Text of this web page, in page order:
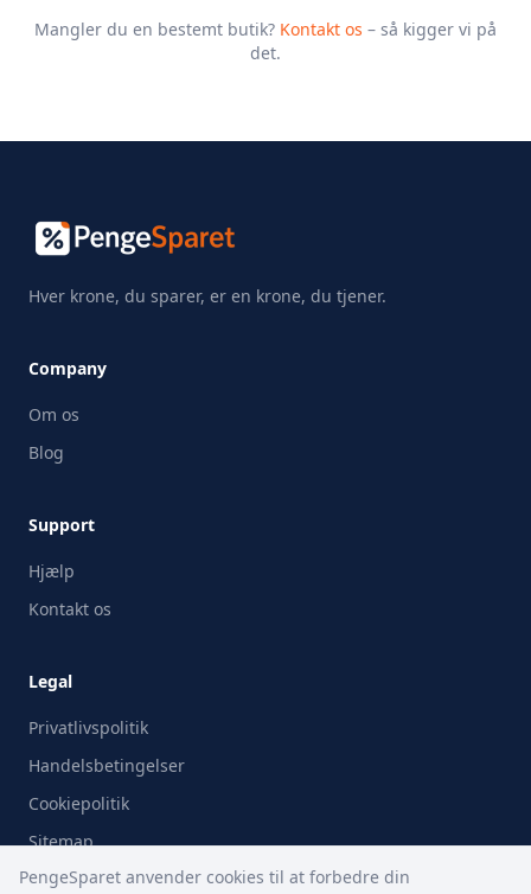
Mangler du en bestemt butik? Kontakt os – så kigger vi på
det.
Hver krone, du sparer, er en krone, du tjener.
Company
Om os
Blog
Support
Hjælp
Kontakt os
Legal
Privatlivspolitik
Handelsbetingelser
Cookiepolitik
Sitemap
PengeSparet anvender cookies til at forbedre din